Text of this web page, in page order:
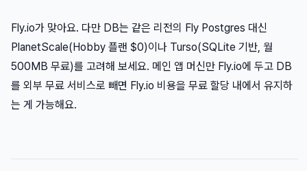
Fly.io가 맞아요. 다만 DB는 같은 리전의 Fly Postgres 대신
PlanetScale(Hobby 플랜 $0)이나 Turso(SQLite 기반, 월
500MB 무료)를 고려해 보세요. 메인 앱 머신만 Fly.io에 두고 DB
를 외부 무료 서비스로 빼면 Fly.io 비용을 무료 할당 내에서 유지하
는 게 가능해요.